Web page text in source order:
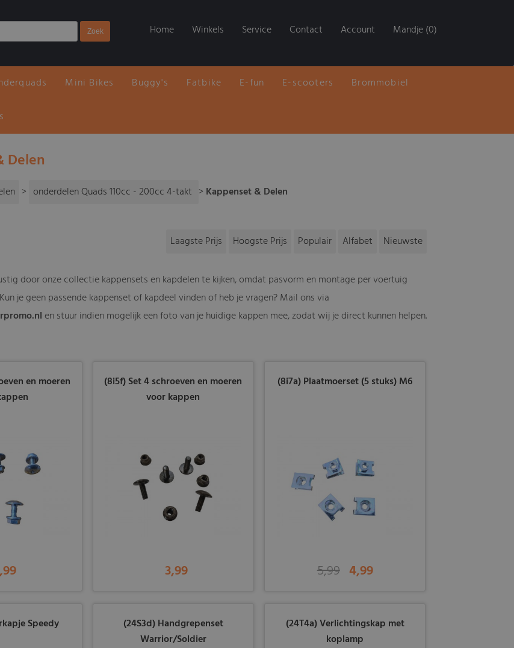
Home Winkels Service Contact Account Mandje (0)
Mini Bikes Buggy's Fatbike E-fun E-scooters Brommobiel
Delen
> onderdelen Quads 110cc - 200cc 4-takt > Kappenset & Delen
Laagste Prijs Hoogste Prijs Populair Alfabet Nieuwste
door onze collectie kappensets en kapdelen te kijken, omdat pasvorm en montage per voertuig
je geen passende kappenset of kapdeel vinden of heb je vragen? Mail ons via
en stuur indien mogelijk een foto van je huidige kappen mee, zodat wij je direct kunnen helpen.
en moeren
(8i5f) Set 4 schroeven en moeren
voor kappen
3,99
(8i7a) Plaatmoerset (5 stuks) M6
5,99 4,99
Speedy
(24S3d) Handgrepenset
Warrior/Soldier
(24T4a) Verlichtingskap met
koplamp